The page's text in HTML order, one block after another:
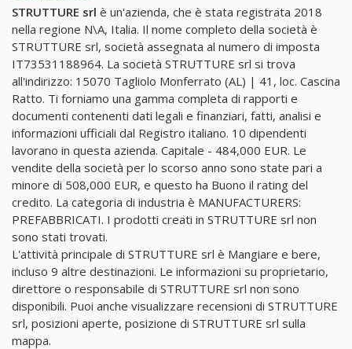
STRUTTURE srl è un'azienda, che è stata registrata 2018
nella regione N\A, Italia. Il nome completo della società è
STRUTTURE srl, società assegnata al numero di imposta
IT73531188964. La società STRUTTURE srl si trova
all'indirizzo: 15070 Tagliolo Monferrato (AL) | 41, loc. Cascina
Ratto. Ti forniamo una gamma completa di rapporti e
documenti contenenti dati legali e finanziari, fatti, analisi e
informazioni ufficiali dal Registro italiano. 10 dipendenti
lavorano in questa azienda. Capitale - 484,000 EUR. Le
vendite della società per lo scorso anno sono state pari a
minore di 508,000 EUR, e questo ha Buono il rating del
credito. La categoria di industria è MANUFACTURERS:
PREFABBRICATI. I prodotti creati in STRUTTURE srl non
sono stati trovati.
L'attività principale di STRUTTURE srl è Mangiare e bere,
incluso 9 altre destinazioni. Le informazioni su proprietario,
direttore o responsabile di STRUTTURE srl non sono
disponibili. Puoi anche visualizzare recensioni di STRUTTURE
srl, posizioni aperte, posizione di STRUTTURE srl sulla
mappa.